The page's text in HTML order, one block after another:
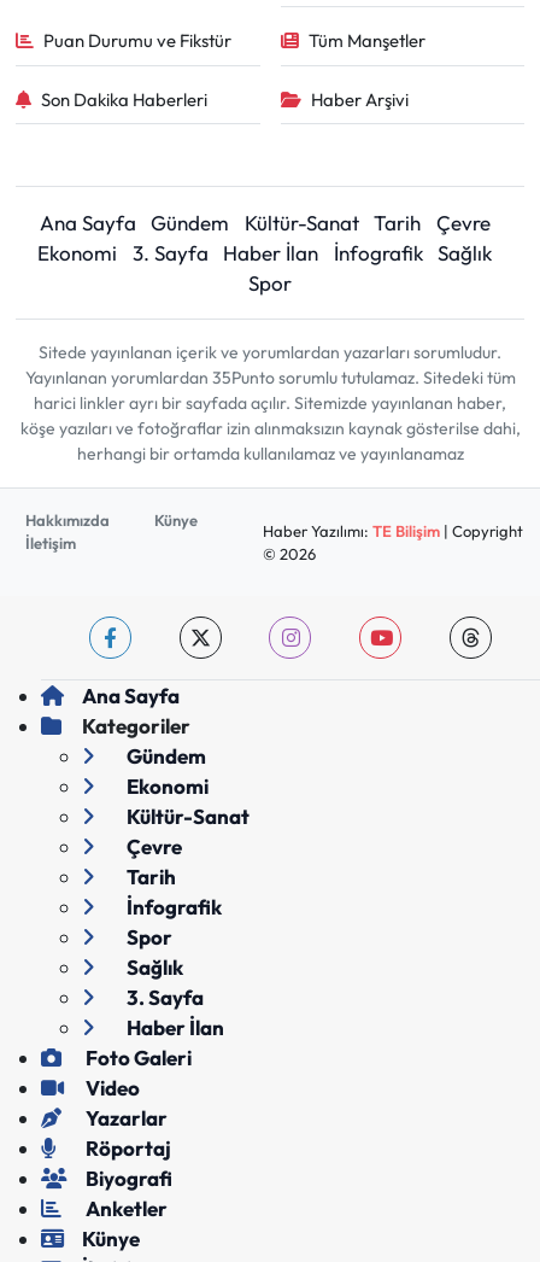
Puan Durumu ve Fikstür Tüm Manşetler
Son Dakika Haberleri Haber Arşivi
Ana Sayfa Gündem Kültür-Sanat Tarih
Çevre
Ekonomi
3. Sayfa Haber İlan İnfografik Sağlık
Spor
Sitede yayınlanan içerik ve yorumlardan yazarları sorumludur.
Yayınlanan yorumlardan 35Punto sorumlu tutulamaz. Sitedeki tüm
harici linkler ayrı bir sayfada açılır. Sitemizde yayınlanan haber,
köşe yazıları ve fotoğraflar izin alınmaksızın kaynak gösterilse dahi,
herhangi bir ortamda kullanılamaz ve yayınlanamaz
Hakkımızda
Künye
İletişim
Haber Yazılımı: TE Bilişim| Copyright
© 2026
Ana Sayfa
Kategoriler
Gündem
Ekonomi
Kültür-Sanat
Çevre
Tarih
İnfografik
Spor
Sağlık
3. Sayfa
Haber İlan
Foto Galeri
Video
Yazarlar
Röportaj
Biyografi
Anketler
Künye